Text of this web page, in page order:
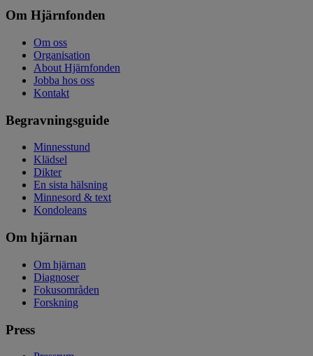
Om Hjärnfonden
Om oss
Organisation
About Hjärnfonden
Jobba hos oss
Kontakt
Begravningsguide
Minnesstund
Klädsel
Dikter
En sista hälsning
Minnesord & text
Kondoleans
Om hjärnan
Om hjärnan
Diagnoser
Fokusområden
Forskning
Press